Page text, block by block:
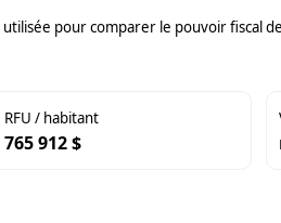
pour comparer le pouvoir fiscal
RFU / habitant
765 912 $